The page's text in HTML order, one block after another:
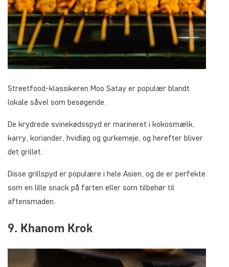
Streetfood-klassikeren Moo Satay er populær blandt
lokale såvel som besøgende.
De krydrede svinekødsspyd er marineret i kokosmælk,
karry, koriander, hvidløg og gurkemeje, og herefter bliver
det grillet.
Disse grillspyd er populære i hele Asien, og de er perfekte
som en lille snack på farten eller som tilbehør til
aftensmaden.
9. Khanom Krok